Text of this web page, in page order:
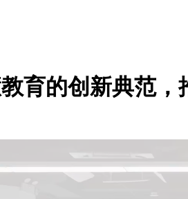
育的创新典范，